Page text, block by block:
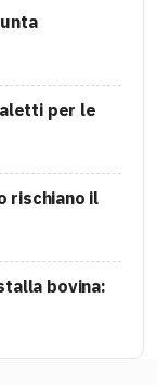
per le
rischiano il
bovina: